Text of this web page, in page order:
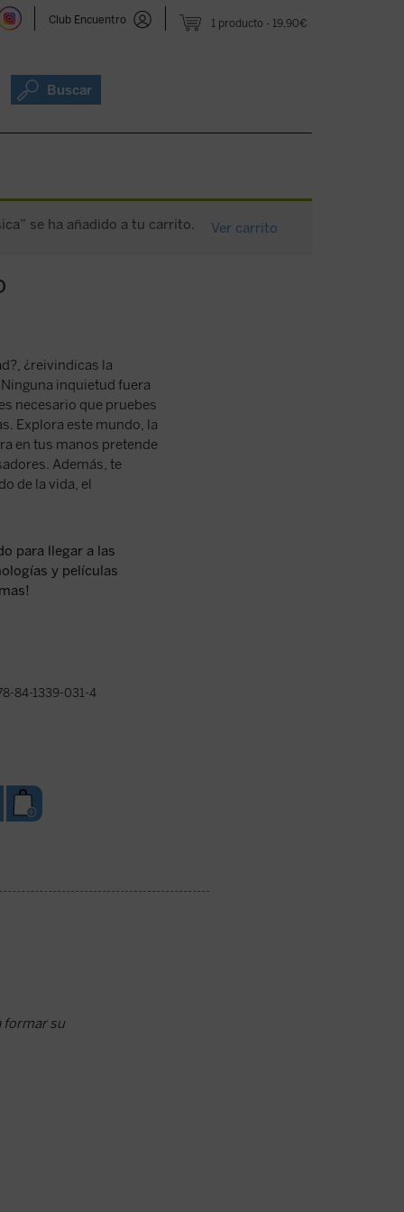
1 producto 19,90€
Club Encuentro
Buscar
se ha añadido a tu carrito. Ver carrito
¿reivindicas la
inquietud fuera
necesario que pruebes
Explora este mundo, la
en tus manos pretende
Además, te
de la vida, el
para llegar a las
y películas
84-1339-031-4
formar su